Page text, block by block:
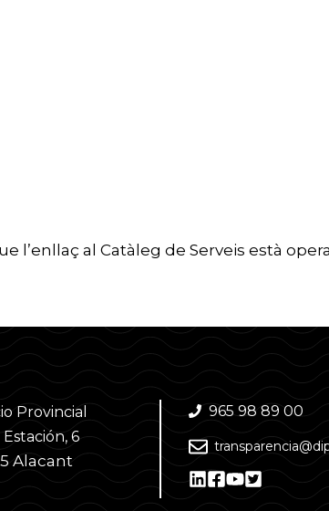
l’enllaç al Catàleg de Serveis està
Provincial
Estación, 6
Alacant
965 98 89 00